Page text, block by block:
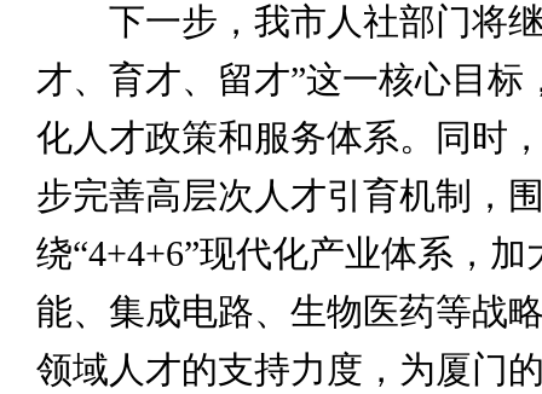
下一步，我市人社部门将继
才、育才、留才”这一核心目标
化人才政策和服务体系。同时
步完善高层次人才引育机制，
绕“4+4+6”现代化产业体系，加
能、集成电路、生物医药等战
领域人才的支持力度，为厦门